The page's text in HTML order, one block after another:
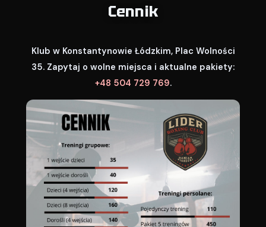
Cennik
Klub w Konstantynowie Łódzkim, Plac Wolności
35. Zapytaj o wolne miejsca i aktualne pakiety:
+48 504 729 769.